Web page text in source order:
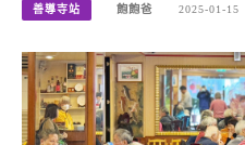
善導寺站 飽飽爸 2025-01-15